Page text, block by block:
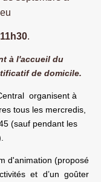
.
à l'accueil du
de domicile.
organisent à
tous les mercredis,
(sauf pendant les
d'animation (proposé
et d’un goûter